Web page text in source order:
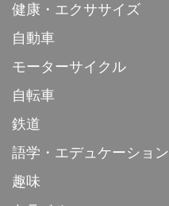
健康・エクササイズ
自動車
モーターサイクル
自転車
鉄道
語学・エデュケーション
趣味